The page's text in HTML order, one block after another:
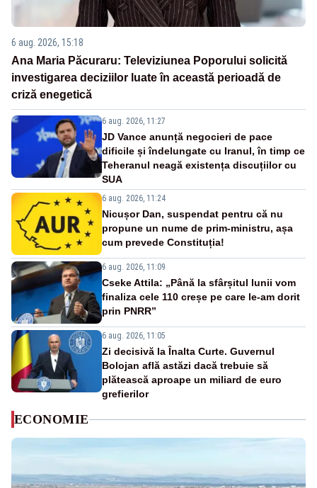
6 aug. 2026, 15:18
Ana Maria Păcuraru: Televiziunea Poporului solicită
investigarea deciziilor luate în această perioadă de
criză enegetică
6 aug. 2026, 11:27
JD Vance anunță negocieri de pace
dificile și îndelungate cu Iranul, în timp ce
Teheranul neagă existența discuțiilor cu
SUA
6 aug. 2026, 11:24
Nicușor Dan, suspendat pentru că nu
propune un nume de prim-ministru, așa
cum prevede Constituția!
6 aug. 2026, 11:09
Cseke Attila: „Până la sfârșitul lunii vom
finaliza cele 110 creșe pe care le-am dorit
prin PNRR”
6 aug. 2026, 11:05
Zi decisivă la Înalta Curte. Guvernul
Bolojan află astăzi dacă trebuie să
plătească aproape un miliard de euro
grefierilor
ECONOMIE